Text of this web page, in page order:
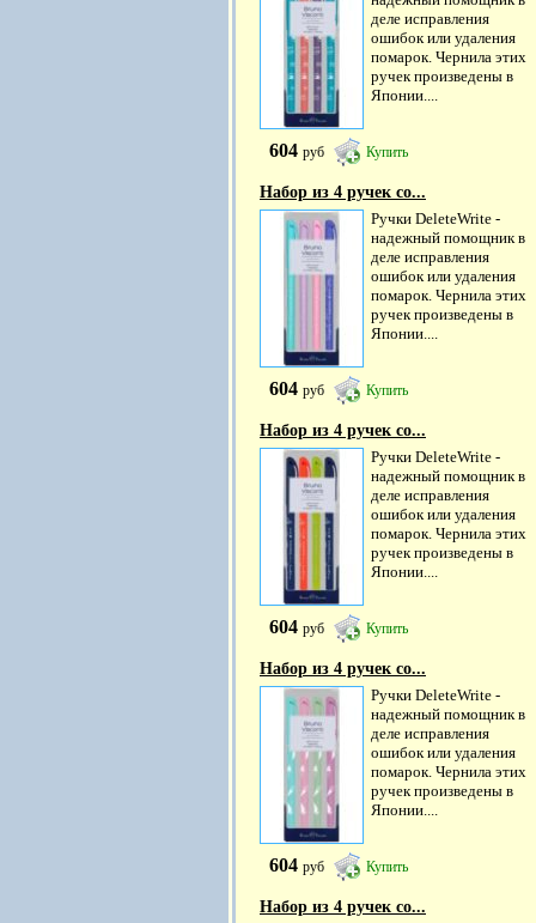
деле исправления
ошибок или удаления
помарок. Чернила этих
ручек произведены в
Японии....
604 руб Купить
Набор из 4 ручек со...
Ручки DeleteWrite -
надежный помощник в
деле исправления
ошибок или удаления
помарок. Чернила этих
ручек произведены в
Японии....
604 руб Купить
Набор из 4 ручек со...
Ручки DeleteWrite -
надежный помощник в
деле исправления
ошибок или удаления
помарок. Чернила этих
ручек произведены в
Японии....
604 руб Купить
Набор из 4 ручек со...
Ручки DeleteWrite -
надежный помощник в
деле исправления
ошибок или удаления
помарок. Чернила этих
ручек произведены в
Японии....
604 руб Купить
Набор из 4 ручек со...